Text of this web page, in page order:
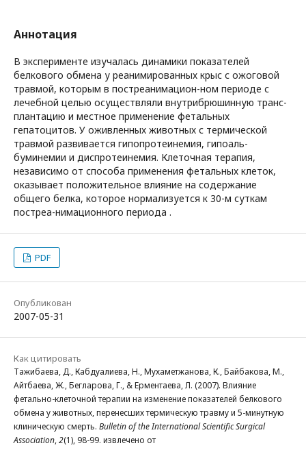
Аннотация
В эксперименте изучалась динамики показателей
белкового обмена у реанимированных крыс с ожоговой
травмой, которым в постреанимацион-ном периоде с
лечебной целью осуществляли внутрибрюшинную транс-
плантацию и местное применение фетальных
гепатоцитов. У оживленных животных с термической
травмой развивается гипопротеинемия, гипоаль-
буминемии и диспротеинемия. Клеточная терапия,
независимо от способа применения фетальных клеток,
оказывает положительное влияние на содержание
общего белка, которое нормализуется к 30-м суткам
постреа-нимационного периода .
PDF
Опубликован
2007-05-31
Как цитировать
Тажибаева, Д., Кабдуалиева, Н., Мухаметжанова, К., Байбакова, М.,
Айтбаева, Ж., Бегларова, Г., & Ерментаева, Л. (2007). Влияние
фетально-клеточной терапии на изменение показателей белкового
обмена у животных, перенесших термическую травму и 5-минутную
клиническую смерть. Bulletin of the International Scientific Surgical
Association,2(1), 98-99. извлечено от